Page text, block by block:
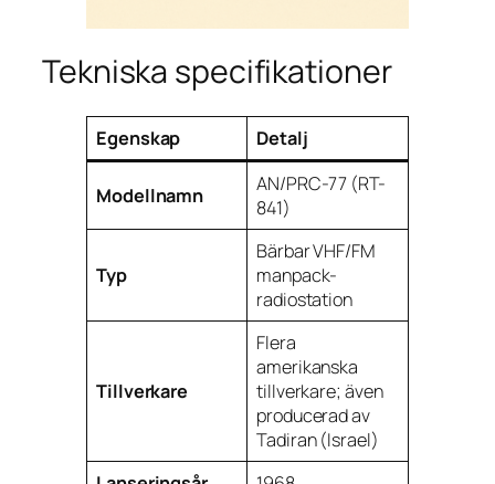
Tekniska specifikationer
Egenskap Detalj
Modellnamn
AN/PRC-77 (RT-
841)
Typ
Bärbar VHF/FM
manpack-
radiostation
Tillverkare
Flera
amerikanska
tillverkare; även
producerad av
Tadiran (Israel)